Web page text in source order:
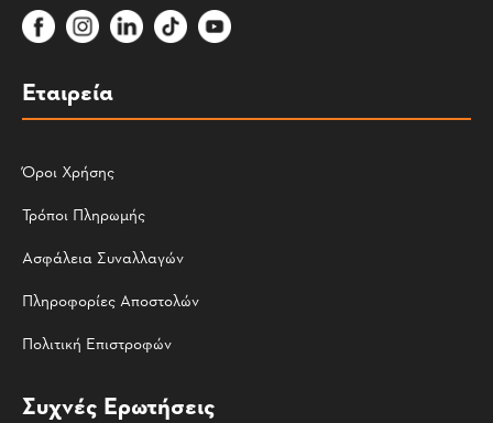
Εταιρεία
Όροι Χρήσης
Τρόποι Πληρωμής
Ασφάλεια Συναλλαγών
Πληροφορίες Αποστολών
Πολιτική Επιστροφών
Συχνές Ερωτήσεις